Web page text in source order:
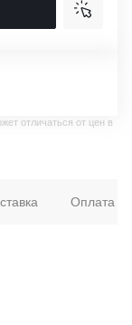
отличаться от цен в
Оплата